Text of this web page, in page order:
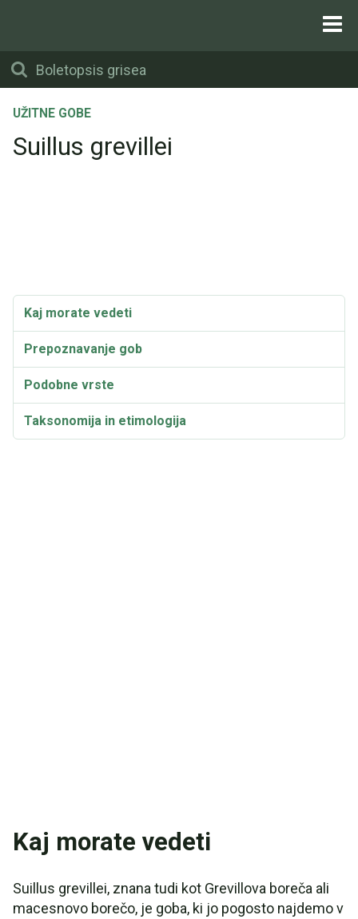
UŽITNE GOBE
Suillus grevillei
Kaj morate vedeti
Prepoznavanje gob
Podobne vrste
Taksonomija in etimologija
Kaj morate vedeti
Suillus grevillei, znana tudi kot Grevillova boreča ali
macesnovo borečo, je goba, ki jo pogosto najdemo v